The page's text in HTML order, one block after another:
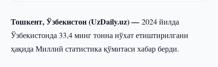
Тошкент, Ўзбекистон (UzDaily.uz) —2024 йилда
Ўзбекистонда 33,4 минг тонна нўхат етиштирилгани
ҳақида Миллий статистика қўмитаси хабар берди.